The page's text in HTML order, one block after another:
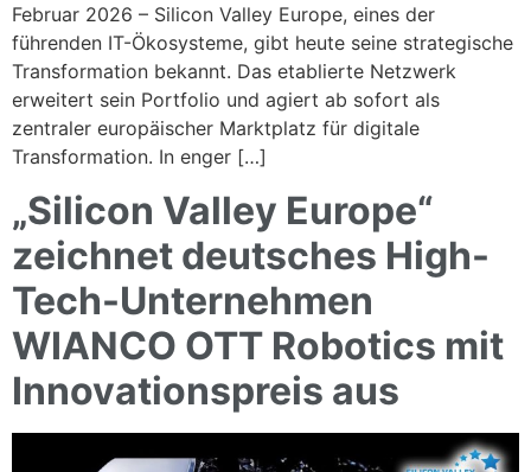
Februar 2026 – Silicon Valley Europe, eines der
führenden IT-Ökosysteme, gibt heute seine strategische
Transformation bekannt. Das etablierte Netzwerk
erweitert sein Portfolio und agiert ab sofort als
zentraler europäischer Marktplatz für digitale
Transformation. In enger […]
„Silicon Valley Europe“
zeichnet deutsches High-
Tech-Unternehmen
WIANCO OTT Robotics mit
Innovationspreis aus